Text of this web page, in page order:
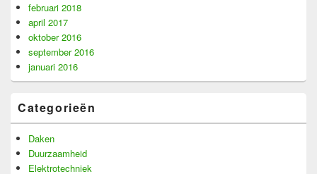
februari 2018
april 2017
oktober 2016
september 2016
januari 2016
Categorieën
Daken
Duurzaamheid
Elektrotechniek